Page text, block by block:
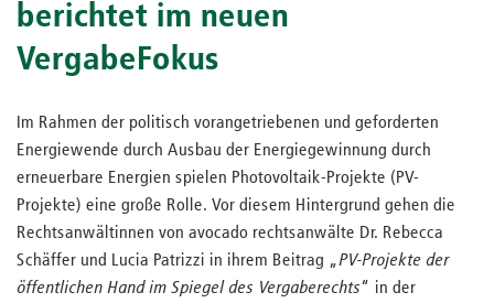
berichtet im neuen
VergabeFokus
Im Rahmen der politisch vorangetriebenen und geforderten
Energiewende durch Ausbau der Energiegewinnung durch
erneuerbare Energien spielen Photovoltaik-Projekte (PV-
Projekte) eine große Rolle. Vor diesem Hintergrund gehen die
Rechtsanwältinnen von avocado rechtsanwälte Dr. Rebecca
Schäffer und Lucia Patrizzi in ihrem Beitrag „PV-Projekte der
öffentlichen Hand im Spiegel des Vergaberechts“ in der